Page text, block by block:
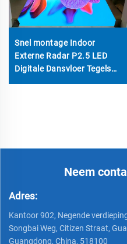
Snel montage Indoor
Externe Radar P2.5 LED
Digitale Dansvloer Tegels
Neem
Adres:
Kantoor 902, Negende
Songbai Weg, Citizen Straat,
Guangdong, China, 518100